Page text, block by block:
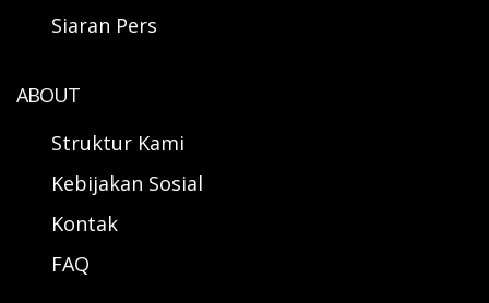
Siaran Pers
ABOUT
Struktur Kami
Kebijakan Sosial
Kontak
FAQ